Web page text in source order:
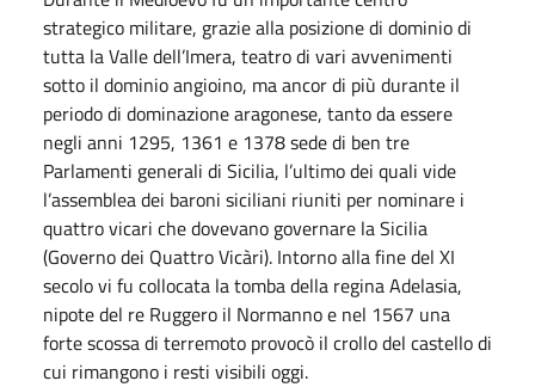
strategico militare, grazie alla posizione di dominio di
tutta la Valle dell’Imera, teatro di vari avvenimenti
sotto il dominio angioino, ma ancor di più durante il
periodo di dominazione aragonese, tanto da essere
negli anni 1295, 1361 e 1378 sede di ben tre
Parlamenti generali di Sicilia, l’ultimo dei quali vide
l’assemblea dei baroni siciliani riuniti per nominare i
quattro vicari che dovevano governare la Sicilia
(Governo dei Quattro Vicàri). Intorno alla fine del XI
secolo vi fu collocata la tomba della regina Adelasia,
nipote del re Ruggero il Normanno e nel 1567 una
forte scossa di terremoto provocò il crollo del castello di
cui rimangono i resti visibili oggi.